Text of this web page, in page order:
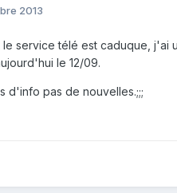
2013
service télé est caduque, j'ai
le 12/09.
d'info pas de nouvelles.;;;